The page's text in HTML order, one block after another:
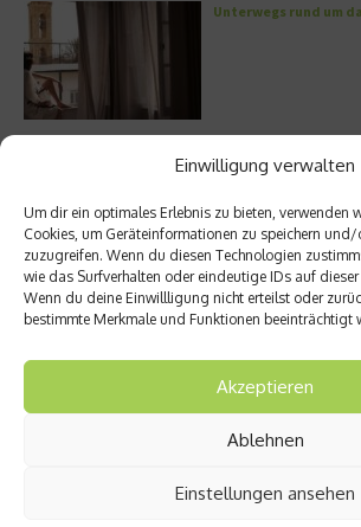
Einwilligung verwalten
Um dir ein optimales Erlebnis zu bieten, verwenden
Cookies, um Geräteinformationen zu speichern
zuzugreifen. Wenn du diesen Technologien
wie das Surfverhalten oder eindeutige IDs auf
Wenn du deine Einwillligung nicht erteilst oder
bestimmte Merkmale und Funktionen beeinträchtigt
Akzeptieren
Ablehnen
Einstellungen ansehen
Unterwegs rund um
Street Art Glossar –
Architektur:
Kann man Hunde